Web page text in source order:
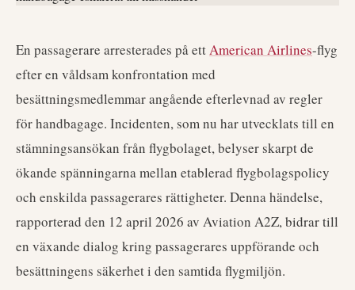
En passagerare arresterades på ettAmerican Airlines-flyg
efter en våldsam konfrontation med
besättningsmedlemmar angående efterlevnad av regler
för handbagage. Incidenten, som nu har utvecklats till en
stämningsansökan från flygbolaget, belyser skarpt de
ökande spänningarna mellan etablerad flygbolagspolicy
och enskilda passagerares rättigheter. Denna händelse,
rapporterad den 12 april 2026 av Aviation A2Z, bidrar till
en växande dialog kring passagerares uppförande och
besättningens säkerhet i den samtida flygmiljön.